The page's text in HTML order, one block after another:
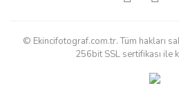
© Ekincifotograf.com.tr. Tüm hakları
256bit SSL sertifikası ile